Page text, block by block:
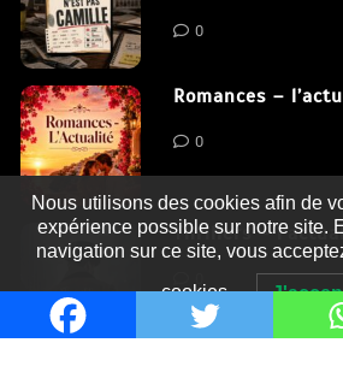
0
Romances –
0
Thrillers –
Nous utilisons des cookies afin de
expérience possible sur notre site.
navigation sur ce site, vous
cookies.